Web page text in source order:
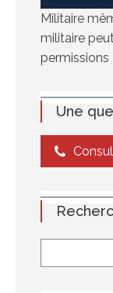
Militaire
militaire
permissions
Une